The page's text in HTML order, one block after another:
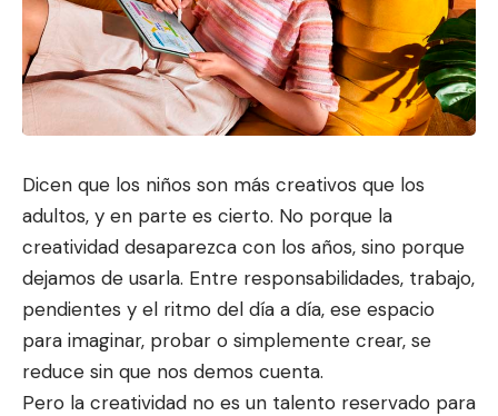
Dicen que los niños son más creativos que los
adultos, y en parte es cierto. No porque la
creatividad desaparezca con los años, sino porque
dejamos de usarla. Entre responsabilidades, trabajo,
pendientes y el ritmo del día a día, ese espacio
para imaginar, probar o simplemente crear, se
reduce sin que nos demos cuenta.
Pero la creatividad no es un talento reservado para